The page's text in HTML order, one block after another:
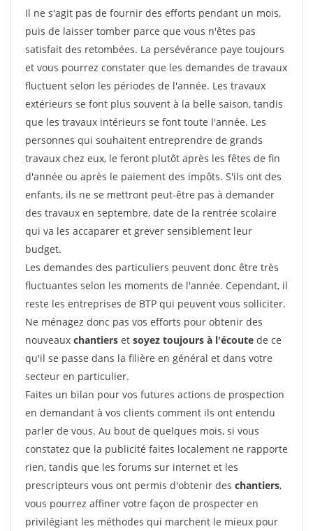
Il ne s'agit pas de fournir des efforts pendant un mois,
puis de laisser tomber parce que vous n'êtes pas
satisfait des retombées. La persévérance paye toujours
et vous pourrez constater que les demandes de travaux
fluctuent selon les périodes de l'année. Les travaux
extérieurs se font plus souvent à la belle saison, tandis
que les travaux intérieurs se font toute l'année. Les
personnes qui souhaitent entreprendre de grands
travaux chez eux, le feront plutôt après les fêtes de fin
d'année ou après le paiement des impôts. S'ils ont des
enfants, ils ne se mettront peut-être pas à demander
des travaux en septembre, date de la rentrée scolaire
qui va les accaparer et grever sensiblement leur
budget.
Les demandes des particuliers peuvent donc être très
fluctuantes selon les moments de l'année. Cependant, il
reste les entreprises de BTP qui peuvent vous solliciter.
Ne ménagez donc pas vos efforts pour obtenir des
nouveaux chantiers et soyez toujours à l'écoute de ce
qu'il se passe dans la filière en général et dans votre
secteur en particulier.
Faites un bilan pour vos futures actions de prospection
en demandant à vos clients comment ils ont entendu
parler de vous. Au bout de quelques mois, si vous
constatez que la publicité faites localement ne rapporte
rien, tandis que les forums sur internet et les
prescripteurs vous ont permis d'obtenir des chantiers,
vous pourrez affiner votre façon de prospecter en
privilégiant les méthodes qui marchent le mieux pour